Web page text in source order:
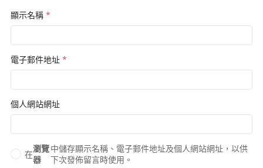
顯示名稱 *
電子郵件地址 *
個人網站網址
在瀏覽
器
中儲存顯示名稱、電子郵件地址及個人網站網址，以供
下次發佈留言時使用。